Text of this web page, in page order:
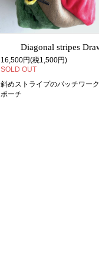
Diagonal stripes Drawstring
16,500円(税1,500円)
SOLD OUT
斜めストライプのパッチワー
ポーチ